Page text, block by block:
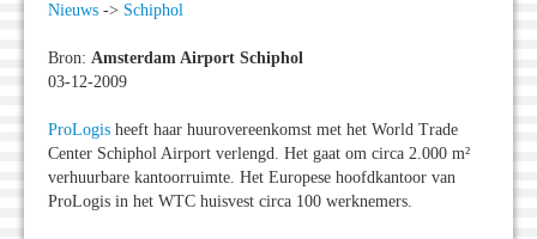
Nieuws -> Schiphol
Bron: Amsterdam Airport Schiphol
03-12-2009
ProLogis heeft haar huurovereenkomst met het World Trade
Center Schiphol Airport verlengd. Het gaat om circa 2.000 m²
verhuurbare kantoorruimte. Het Europese hoofdkantoor van
ProLogis in het WTC huisvest circa 100 werknemers.